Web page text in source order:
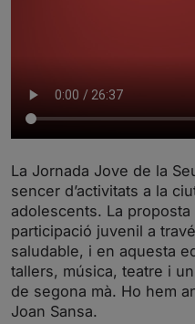
La Jornada Jove de la
sencer d’activitats a la
adolescents. La
participació juvenil a
saludable, i en aquesta
tallers, música, teatre i
de segona mà. Ho hem
Joan Sansa.